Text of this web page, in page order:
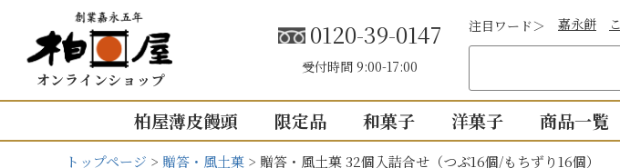
オンラインショップ
0120-39-0147
受付時間 9:00-17:00
注目ワード＞ 嘉永餅
柏屋薄皮饅頭 限定品 和菓子 洋菓子 商品一覧
トップページ 贈答・風土菓 贈答・風土菓 32個入詰合せ（つぶ16個/もちずり16個）